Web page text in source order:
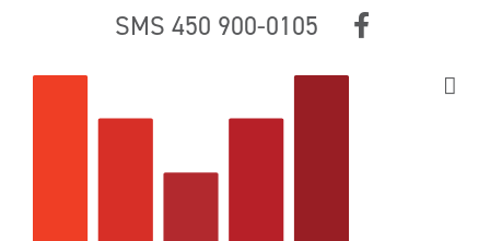
content
SMS 450 900-0105